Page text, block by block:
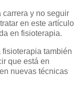
carrera y no seguir
en este artículo
en fisioterapia.
también
que está en
nuevas técnicas